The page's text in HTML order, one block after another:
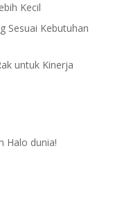
Kecil
Sesuai Kebutuhan
untuk Kinerja
Halo dunia!